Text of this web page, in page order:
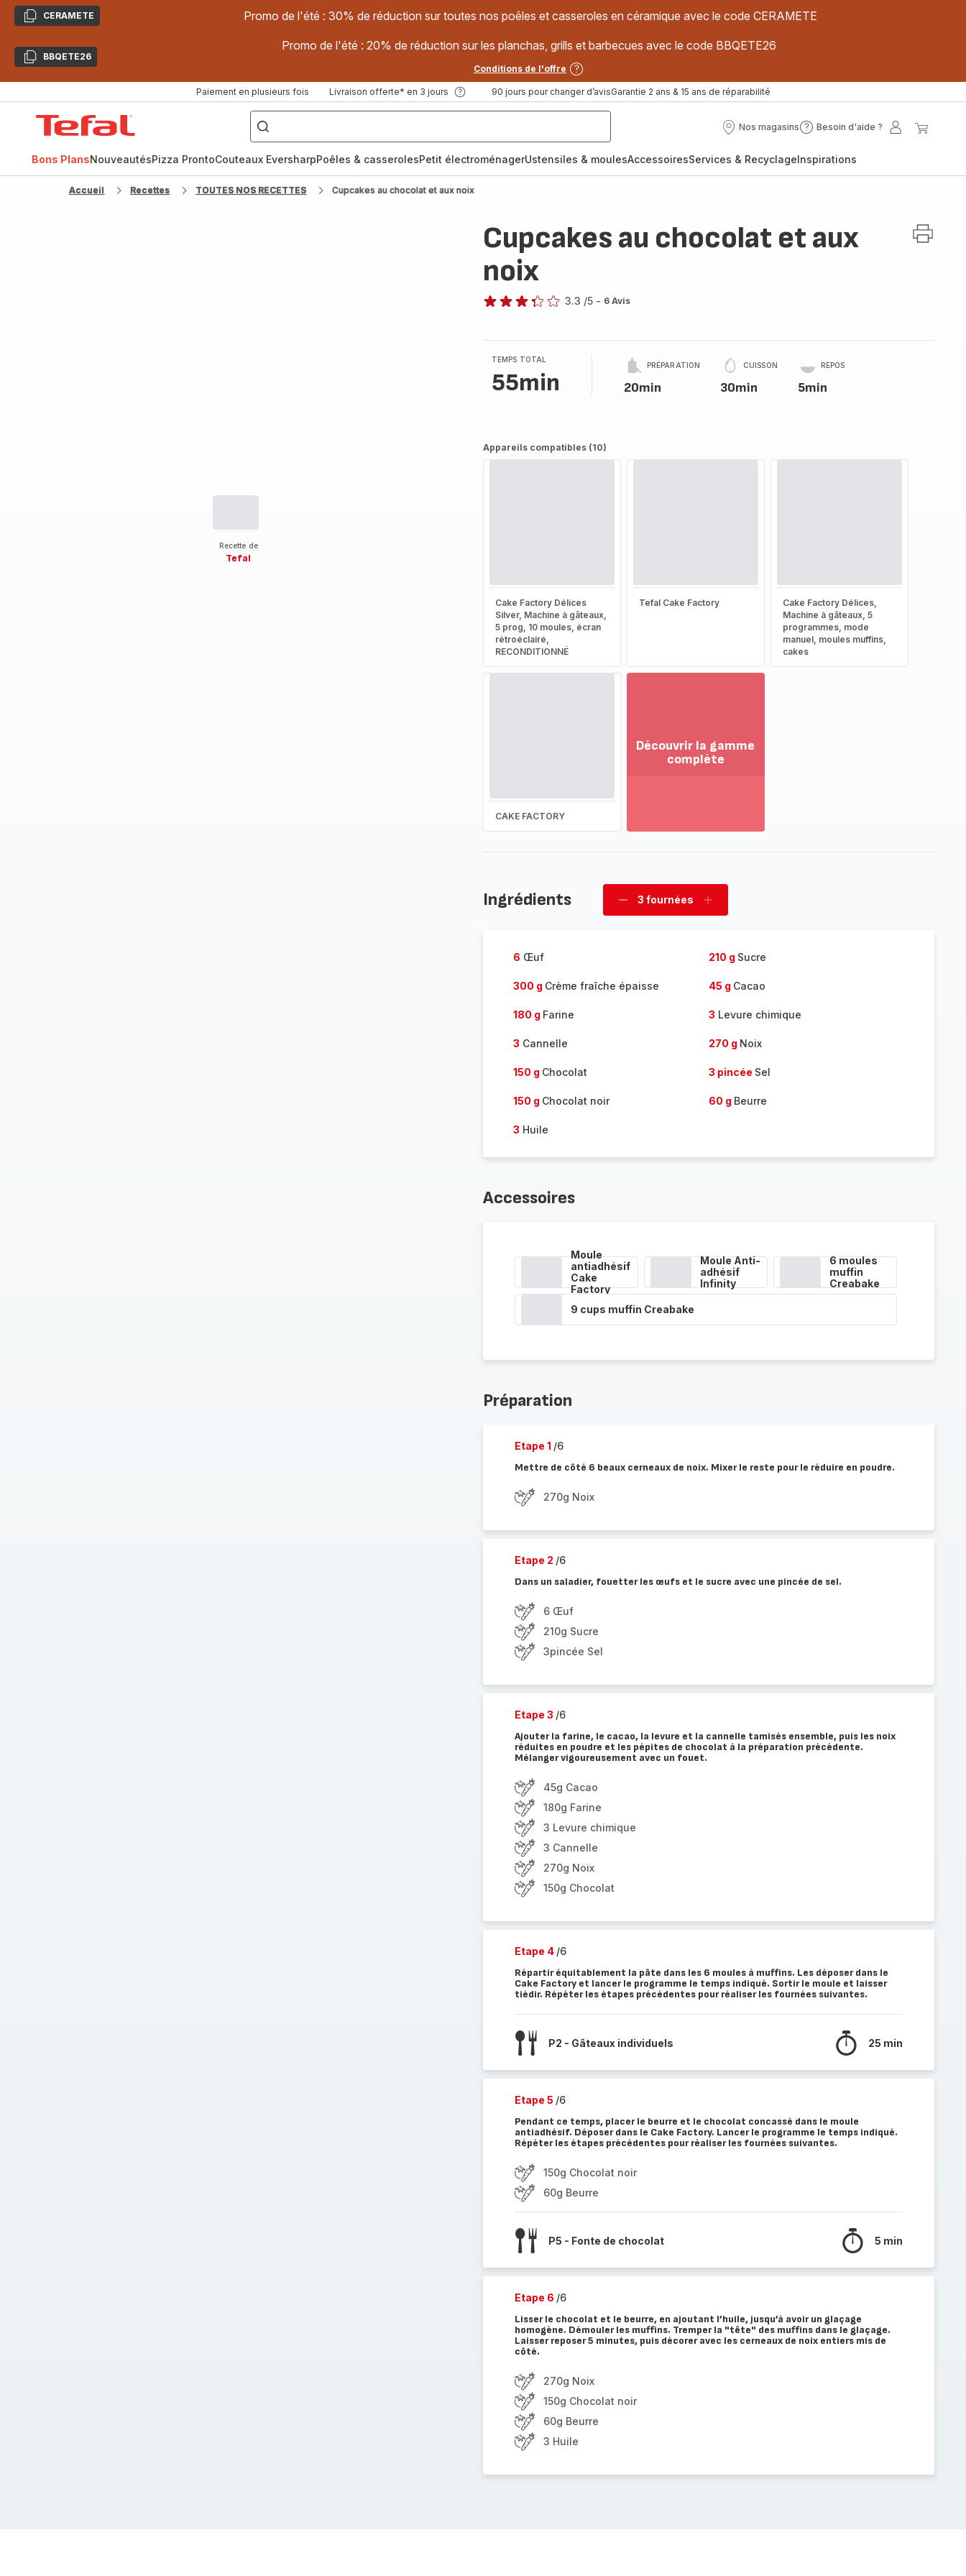
CopierCERAMETE Promo de l'été : 30% de réduction sur toutes nos poêles et casseroles en céramique avec le code CERAMETE
CopierBBQETE26
Promo de l'été : 20% de réduction sur les planchas, grills et barbecues avec le code BBQETE26
Conditions de l'offre
Paiement en plusieurs fois Livraison offerte* en 3 jours 90 jours pour changer d’avisGarantie 2 ans & 15 ans de réparabilité
["Poêles
inox,
Cake
Factory,
Nos magasins
Nos
Besoin d'aide ?
Besoin
?
Mon
Bons PlansNouveautésPizza ProntoCouteaux EversharpPoêles & casserolesPetit électroménagerUstensiles & moulesAccessoiresServices & RecyclageInspirations
Accueil Recettes TOUTES NOS RECETTES Cupcakes au chocolat et aux noix
Recette de
Tefal
Cupcakes au chocolat et aux
noix
3.3 /5 - 6 Avis
TEMPS TOTAL
55min
PRÉPARATION
20min
CUISSON
30min
REPOS
5min
Appareils compatibles (10)
Cake Factory Délices
Silver, Machine à gâteaux,
5 prog, 10 moules, écran
rétroéclairé,
RECONDITIONNÉ
Tefal Cake Factory
Cake Factory Délices,
Machine à gâteaux, 5
programmes, mode
manuel, moules muffins,
cakes
CAKE FACTORY
Découvrir la gamme
complète
la
Ingrédients
Supprimer
3 fournées
Ajouter
6 Œuf 210 g Sucre
300 g Crème fraîche épaisse 45 g Cacao
180 g Farine 3 Levure chimique
3 Cannelle 270 g Noix
150 g Chocolat 3 pincée Sel
150 g Chocolat noir 60 g Beurre
3 Huile
Accessoires
Moule
antiadhésif
Cake
Factory
Moule Anti-
adhésif
Infinity
6 moules
muffin
Creabake
9 cups muffin Creabake
Préparation
Etape 1 /6
Mettre de côté 6 beaux cerneaux de noix. Mixer le reste pour le réduire en poudre.
270g Noix
Etape 2 /6
Dans un saladier, fouetter les œufs et le sucre avec une pincée de sel.
6 Œuf
210g Sucre
3pincée Sel
Etape 3 /6
Ajouter la farine, le cacao, la levure et la cannelle tamisés ensemble, puis les noix
réduites en poudre et les pépites de chocolat à la préparation précédente.
Mélanger vigoureusement avec un fouet.
45g Cacao
180g Farine
3 Levure chimique
3 Cannelle
270g Noix
150g Chocolat
Etape 4 /6
Répartir équitablement la pâte dans les 6 moules à muffins. Les déposer dans le
Cake Factory et lancer le programme le temps indiqué. Sortir le moule et laisser
tiédir. Répéter les étapes précédentes pour réaliser les fournées suivantes.
P2 - Gâteaux individuels 25 min
Etape 5 /6
Pendant ce temps, placer le beurre et le chocolat concassé dans le moule
antiadhésif. Déposer dans le Cake Factory. Lancer le programme le temps indiqué.
Répéter les étapes précédentes pour réaliser les fournées suivantes.
150g Chocolat noir
60g Beurre
P5 - Fonte de chocolat 5 min
Etape 6 /6
Lisser le chocolat et le beurre, en ajoutant l’huile, jusqu’à avoir un glaçage
homogène. Démouler les muffins. Tremper la "tête" des muffins dans le glaçage.
Laisser reposer 5 minutes, puis décorer avec les cerneaux de noix entiers mis de
côté.
270g Noix
150g Chocolat noir
60g Beurre
3 Huile